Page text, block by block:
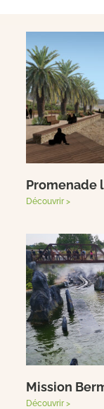
Promenade
Découvrir >
Mission
Découvrir >